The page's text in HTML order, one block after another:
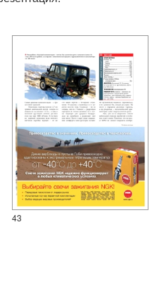
43